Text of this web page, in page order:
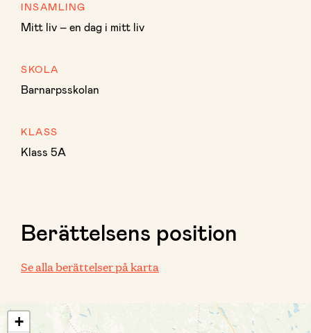
INSAMLING
Mitt liv – en dag i mitt liv
SKOLA
Barnarpsskolan
KLASS
Klass 5A
Berättelsens position
Se alla berättelser på karta
+